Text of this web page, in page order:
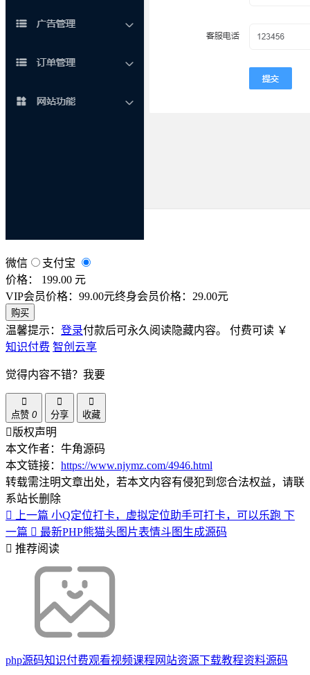
微信
支付宝
价格： 199.00 元
VIP会员价格：99.00元终身会员价格：29.00元
购买
温馨提示： 登录付款后可永久阅读隐藏内容。 付费可读 ￥
知识付费 智创云享
觉得内容不错？我要
点赞 0 分享 收藏
版权声明
本文作者：牛角源码
本文链接： https://www.njymz.com/4946.html
转载需注明文章出处，若本文内容有侵犯到您合法权益，请联
系站长删除
上一篇 小Q定位打卡，虚拟定位助手可打卡，可以乐跑 下
一篇
最新PHP熊猫头图片表情斗图生成源码
推荐阅读
php源码知识付费观看视频课程网站资源下载教程资料源码